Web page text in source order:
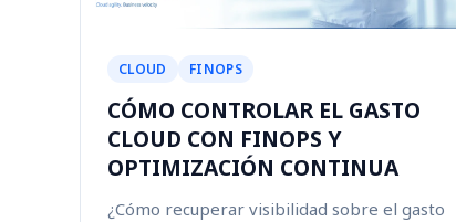
CLOUD FINOPS
CÓMO CONTROLAR EL GASTO
CLOUD CON FINOPS Y
OPTIMIZACIÓN CONTINUA
¿Cómo recuperar visibilidad sobre el gasto